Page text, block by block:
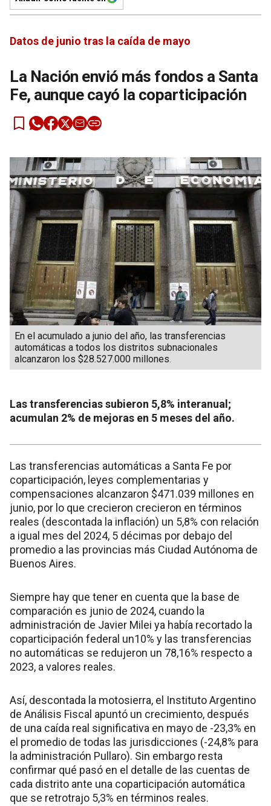
Datos de junio tras la caída de mayo
La Nación envió más fondos a Santa
Fe, aunque cayó la coparticipación
En el acumulado a junio del año, las transferencias
automáticas a todos los distritos subnacionales
alcanzaron los $28.527.000 millones.
Las transferencias subieron 5,8% interanual;
acumulan 2% de mejoras en 5 meses del año.
Las transferencias automáticas a Santa Fe por
coparticipación, leyes complementarias y
compensaciones alcanzaron $471.039 millones en
junio, por lo que crecieron crecieron en términos
reales (descontada la inflación) un 5,8% con relación
a igual mes del 2024, 5 décimas por debajo del
promedio a las provincias más Ciudad Autónoma de
Buenos Aires.
Siempre hay que tener en cuenta que la base de
comparación es junio de 2024, cuando la
administración de Javier Milei ya había recortado la
coparticipación federal un10% y las transferencias
no automáticas se redujeron un 78,16% respecto a
2023, a valores reales.
Así, descontada la motosierra, el Instituto Argentino
de Análisis Fiscal apuntó un crecimiento, después
de una caída real significativa en mayo de -23,3% en
el promedio de todas las jurisdicciones (-24,8% para
la administración Pullaro). Sin embargo resta
confirmar qué pasó en el detalle de las cuentas de
cada distrito ante una coparticipación automática
que se retrotrajo 5,3% en términos reales.